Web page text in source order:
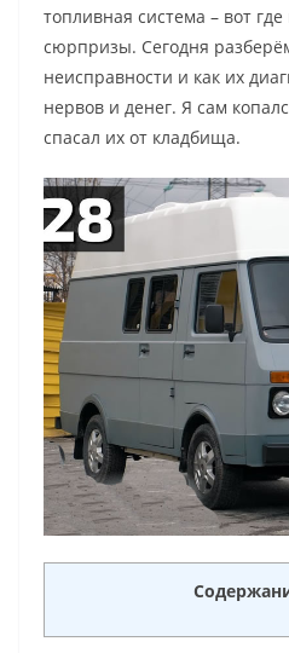
топливная система – вот
сюрпризы. Сегодня
неисправности и как их
нервов и денег. Я сам
спасал их от кладбища.